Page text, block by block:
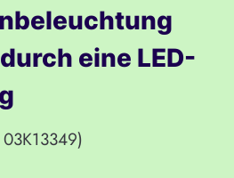
eine LED-